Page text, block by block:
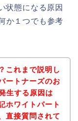
状態になる原因
か１つでも参考
これまで説明し
ートナーズのお
生する原因は
ホワイトパート
直接質問されて